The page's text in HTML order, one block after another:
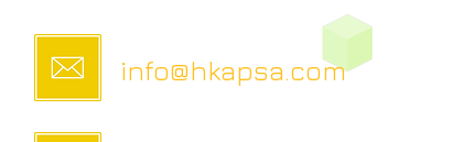
info@hkapsa.com